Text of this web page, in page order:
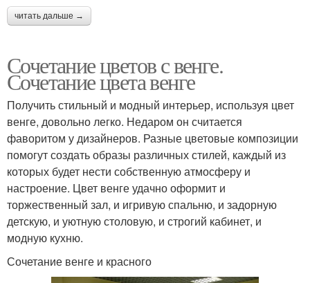
читать дальше →
Сочетание цветов с венге.
Сочетание цвета венге
Получить стильный и модный интерьер, используя цвет
венге, довольно легко. Недаром он считается
фаворитом у дизайнеров. Разные цветовые композиции
помогут создать образы различных стилей, каждый из
которых будет нести собственную атмосферу и
настроение. Цвет венге удачно оформит и
торжественный зал, и игривую спальню, и задорную
детскую, и уютную столовую, и строгий кабинет, и
модную кухню.
Сочетание венге и красного